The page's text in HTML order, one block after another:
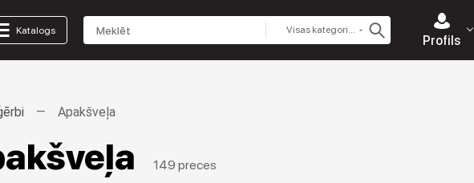
Katalogs Visas kategorijas
Profils
Apakšveļa
149 preces